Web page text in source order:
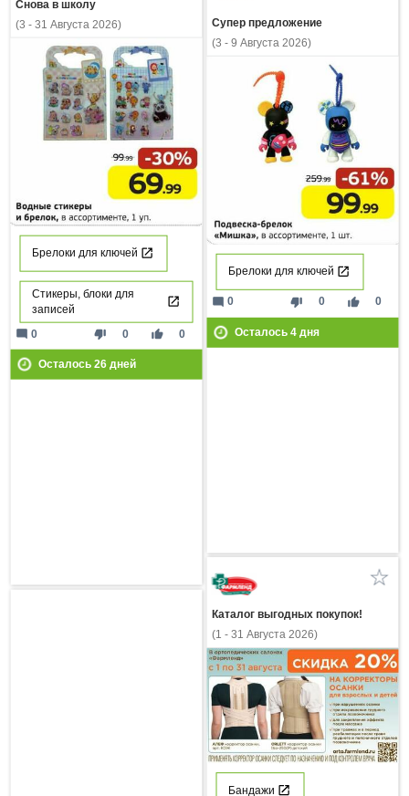
Снова в школу
(3 - 31 Августа 2026)
Брелоки для ключей
Стикеры, блоки для
записей
thumb_down 0 thumb_up 0
mode_comment 0
Осталось 26дней
Супер предложение
(3 - 9 Августа 2026)
Брелоки для ключей
thumb_down 0 thumb_up 0
mode_comment 0
Осталось 4дня
Каталог выгодных покупок!
(1 - 31 Августа 2026)
Бандажи